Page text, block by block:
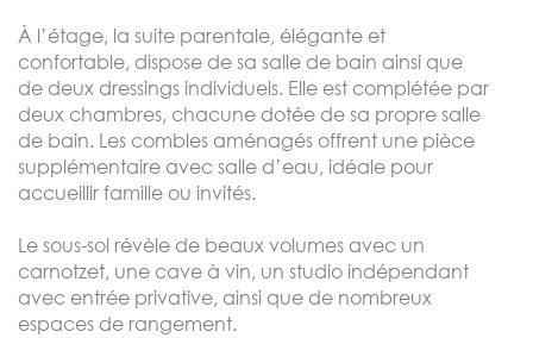
À l’étage, la suite parentale, élégante et
confortable, dispose de sa salle de bain ainsi que
de deux dressings individuels. Elle est complétée par
deux chambres, chacune dotée de sa propre salle
de bain. Les combles aménagés offrent une pièce
supplémentaire avec salle d’eau, idéale pour
accueillir famille ou invités.
Le sous-sol révèle de beaux volumes avec un
carnotzet, une cave à vin, un studio indépendant
avec entrée privative, ainsi que de nombreux
espaces de rangement.